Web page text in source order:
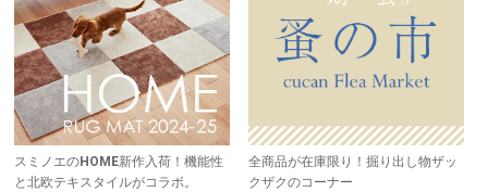
スミノエのHOME新作入荷！機能性
と北欧テキスタイルがコラボ。
全商品が在庫限り！掘り出し物ザッ
クザクのコーナー